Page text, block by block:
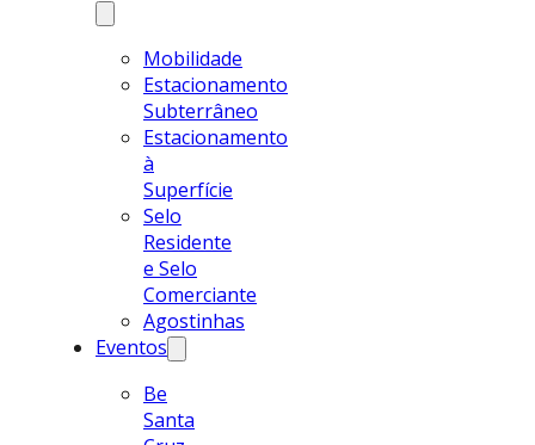
Mobilidade
Estacionamento
Subterrâneo
Estacionamento
à
Superfície
Selo
Residente
e Selo
Comerciante
Agostinhas
Eventos
Be
Santa